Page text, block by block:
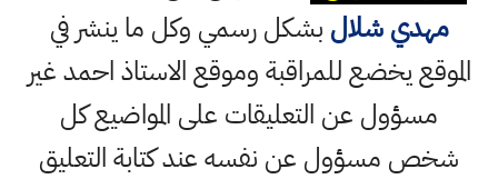
مهدي شلال بشكل رسمي وكل ما ينشر في
الموقع يخضع للمراقبة وموقع الاستاذ احمد غير
مسؤول عن التعليقات على المواضيع كل
شخص مسؤول عن نفسه عند كتابة التعليق